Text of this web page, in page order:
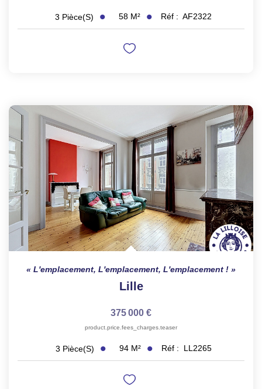
3 Pièce(s) 58 M² Réf : AF2322
L'emplacement, L'emplacement, L'emplacement !
Lille
375 000 €
product.price.fees_charges.teaser
3 Pièce(s) 94 M² Réf : LL2265